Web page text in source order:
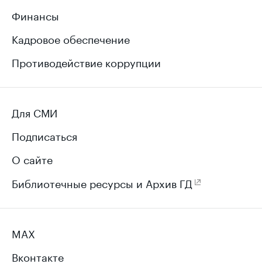
Финансы
Кадровое обеспечение
Противодействие коррупции
Для СМИ
Подписаться
О сайте
Библиотечные ресурсы и Архив ГД
MAX
Вконтакте